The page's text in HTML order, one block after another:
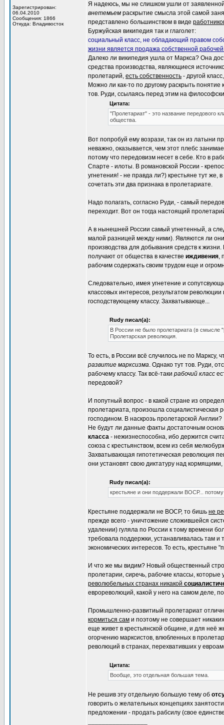
Зарегистрирован:
06.04.2010
Сообщения: 1866
Откуда: Владивосток
Я надеюсь, мы не слишком ушли от
внетемьем раскрытие смысла этой самой
представлено большинством в виде
Буржуйская википедия так и глаголет:
социальный класс, не обладающий правом
жизни является продажа собственной
Далеко ли википедия ушла от Маркса? Она
средства производства, являющиеся
пролетарий, есть собственность - другой
Можно ли как-то по другому раскрыть понятие
тов. Руди, ссылаясь перед этим на
Цитата:
"Пролетариат" - это название передового
общества.
Вот попробуй ему возрази, так он из латыни
неважно, оказывается, чем этот плебс
потому что передовизм несет в себе. Кто в
Спарте - илоты. В романовской России -
угнетения! - не правда ли?) крестьяне тут же,
сочетать эти два признака в пролетариате.
Надо полагать, согласно Руди, - самый
переходит. Вот он тогда настоящий
А в нынешней России самый угнетенный, а
малой разницей между ними). Являются ли
производства для добывания средств к
получают от общества в качестве иждивения,
рабочим содержать своим трудом еще и
Следовательно, имея угнетение и
классовых интересов, результатом
господствующему классу. Захватывающе...
Rudy писал(а):
В России не было пролетариата (в смысле
Пролетарская революция.
То есть, в России всё случилось не по
развитие марксизма. Однако тут тов. Руди,
рабочему классу. Так всё-таки рабочий класс
передовой?
И попутный вопрос - в какой стране из
пролетариата, произошла социалистическая
господином. В наскрозь пролетарской
Не будут ли данные факты достаточным
класса - нежизнеспособна, ибо держится
союза с крестьянством, всем из себя
Захватывающая гипотетическая революция
они установят свою диктатуру над
Rudy писал(а):
крестьяне и они поддержали ВОСР...
Крестьяне поддержали не ВОСР, то бишь не
прежде всего - уничтожение сложившейся
удалении) гуляла по России к тому времени
требовала поддержки, устанавливалась там и
экономических интересов. То есть,
И что же мы видим? Новый общественный
пролетарии, сиречь, рабочие классы, которые
революбельных странах никакой
еврореволюций, какой у него на самом деле,
Промышленно-развитиый пролетариат
кормиться сам и поэтому не совершает
еще живет в крестьянской общине, и для неё
огорчению марксистов, влюбленных в
революций в странах, перехвативших у
Цитата:
Вообще, это отдельная большая тема.
Не решив эту отдельную большую тему об
говорить о желательных концепциях
предложении - продать рабсилу (свое